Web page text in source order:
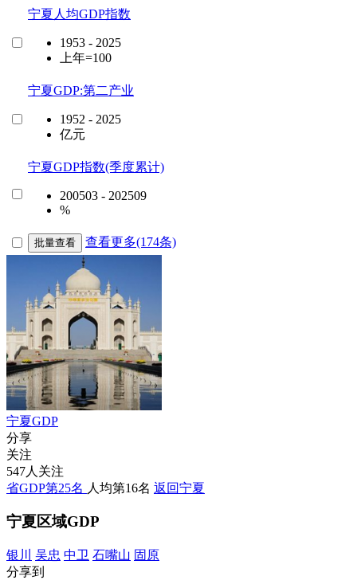
宁夏人均GDP指数
1953 - 2025
上年=100
宁夏GDP:第二产业
1952 - 2025
亿元
宁夏GDP指数(季度累计)
200503 - 202509
%
批量查看 查看更多(174条)
宁夏GDP
分享
关注
547人关注
省GDP第25名 人均第16名 返回宁夏
宁夏区域GDP
银川 吴忠 中卫 石嘴山 固原
分享到